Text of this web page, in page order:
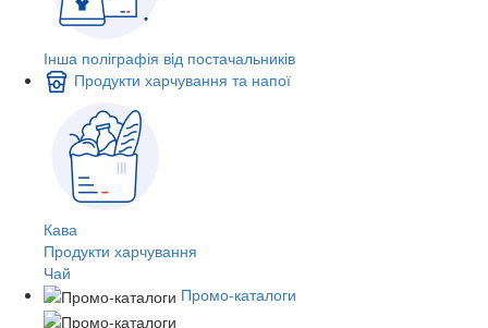
Інша поліграфія від постачальників
Продукти харчування та напої
Кава
Продукти харчування
Чай
Промо-каталоги